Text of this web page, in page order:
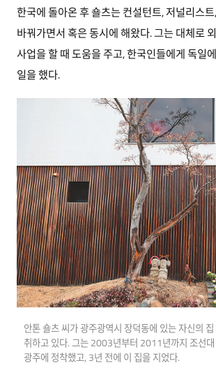
한국에 돌아온 후 숄츠는 컨설턴트, 저널리스
바꿔가면서 혹은 동시에 해왔다. 그는 대체로
사업을 할 때 도움을 주고, 한국인들에게 독일
일을 했다.
안톤 숄츠 씨가 광주광역시 장덕동에 있는 자신의
취하고 있다. 그는 2003년부터 2011년까지 조선대
광주에 정착했고, 3년 전에 이 집을 지었다.